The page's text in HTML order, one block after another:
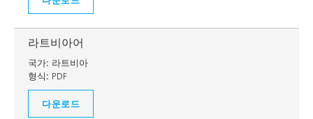
라트비아어
국가: 라트비아
형식: PDF
다운로드